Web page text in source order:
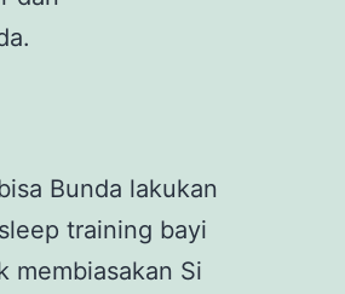
Bunda lakukan
training bayi
membiasakan Si